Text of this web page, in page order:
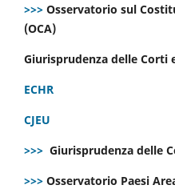
>>> Osservatorio sul
(OCA)
Giurisprudenza delle Corti
ECHR
CJEU
>>> Giurisprudenza delle
>>> Osservatorio Paesi